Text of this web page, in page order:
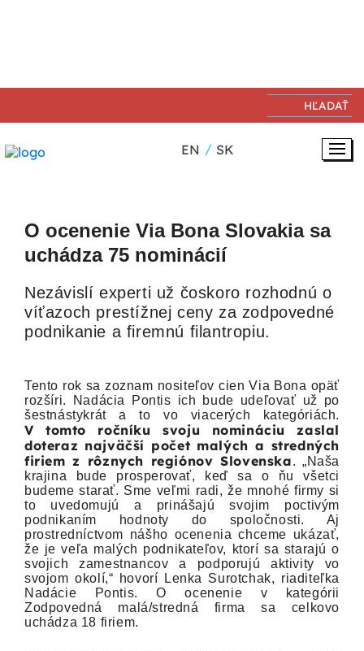
EN SK
O ocenenie Via Bona Slovakia sa
uchádza 75 nominácií
Nezávislí experti už čoskoro rozhodnú o
víťazoch prestížnej ceny za zodpovedné
podnikanie a firemnú filantropiu.
Tento rok sa zoznam nositeľov cien Via Bona opäť
rozšíri. Nadácia Pontis ich bude udeľovať už po
šestnástykrát a to vo viacerých kategóriách.
V tomto ročníku svoju nomináciu zaslal
doteraz najväčší počet malých a stredných
firiem z rôznych regiónov Slovenska. „Naša
krajina bude prosperovať, keď sa o ňu všetci
budeme starať. Sme veľmi radi, že mnohé firmy si
to uvedomujú a prinášajú svojim poctivým
podnikaním hodnoty do spoločnosti. Aj
prostredníctvom nášho ocenenia chceme ukázať,
že je veľa malých podnikateľov, ktorí sa starajú o
svojich zamestnancov a podporujú aktivity vo
svojom okolí,“ hovorí Lenka Surotchak, riaditeľka
Nadácie Pontis. O ocenenie v kategórii
Zodpovedná malá/stredná firma sa celkovo
uchádza 18 firiem.